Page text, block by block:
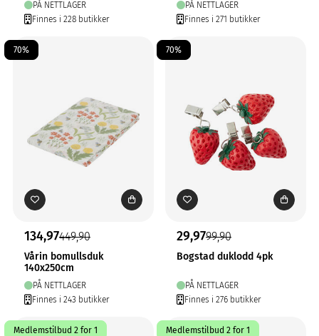
PÅ NETTLAGER
Finnes i 228 butikker
PÅ NETTLAGER
Finnes i 271 butikker
70%
134,97449,90
Vårin bomullsduk
140x250cm
PÅ NETTLAGER
Finnes i 243 butikker
70%
29,9799,90
Bogstad duklodd 4pk
PÅ NETTLAGER
Finnes i 276 butikker
Medlemstilbud 2 for 1 Medlemstilbud 2 for 1